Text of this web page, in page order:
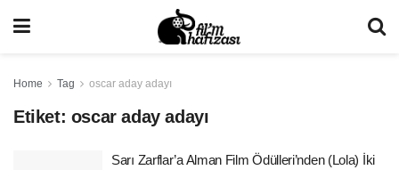
Home Tag oscar aday adayı
Etiket: oscar aday adayı
Sarı Zarflar’a Alman Film Ödülleri’nden (Lola) İki